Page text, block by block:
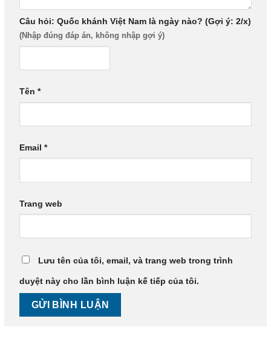
Câu hỏi: Quốc khánh Việt Nam là ngày nào? (Gợi ý: 2/x)
Tên *
Email *
Trang web
Lưu tên của tôi, email, và trang web trong trình
duyệt này cho lần bình luận kế tiếp của tôi.